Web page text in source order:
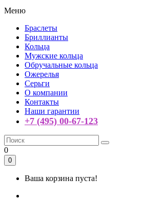
Меню
Браслеты
Бриллианты
Кольца
Мужские кольца
Обручальные кольца
Ожерелья
Серьги
О компании
Контакты
Наши гарантии
+7 (495) 00-67-123
0
0
Ваша корзина пуста!